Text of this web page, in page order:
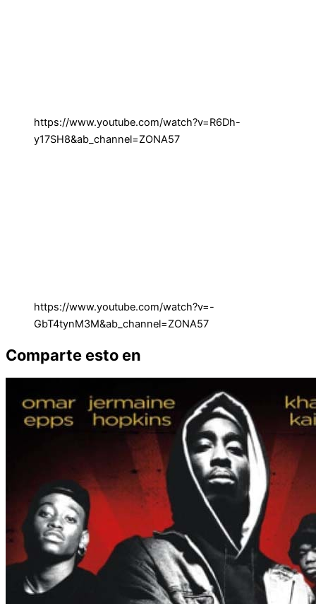
https://www.youtube.com/watch?v=R6Dh-
y17SH8&ab_channel=ZONA57
https://www.youtube.com/watch?v=-
GbT4tynM3M&ab_channel=ZONA57
Comparte esto en